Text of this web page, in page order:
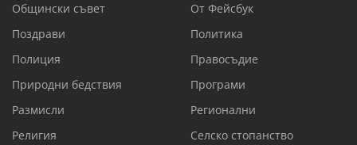
Общински съвет
От Фейсбук
Поздрави
Политика
Полиция
Правосъдие
Природни бедствия
Програми
Размисли
Регионални
Религия
Селско стопанство